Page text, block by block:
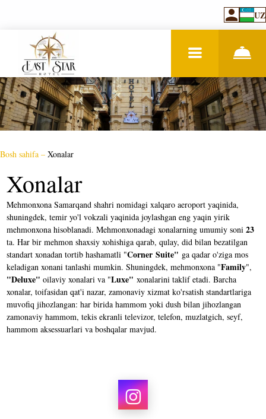
UZ
Bosh sahifa – Xonalar
Xonalar
Mehmonxona Samarqand shahri nomidagi xalqaro aeroport yaqinida,
shuningdek, temir yo'l vokzali yaqinida joylashgan eng yaqin yirik
mehmonxona hisoblanadi. Mehmonxonadagi xonalarning umumiy soni23
ta. Har bir mehmon shaxsiy xohishiga qarab, qulay, did bilan bezatilgan
standart xonadan tortib hashamatli "Corner Suite" ga qadar o'ziga mos
keladigan xonani tanlashi mumkin. Shuningdek, mehmonxona "Family",
"Deluxe"oilaviy xonalari va "Luxe"xonalarini taklifetadi. Barcha
xonalar, toifasidan qat'i nazar, zamonaviy xizmat ko'rsatish standartlariga
muvofiq jihozlangan: har birida hammom yoki dush bilan jihozlangan
zamonaviy hammom, tekis ekranli televizor, telefon, muzlatgich, seyf,
hammom aksessuarlari va boshqalar mavjud.